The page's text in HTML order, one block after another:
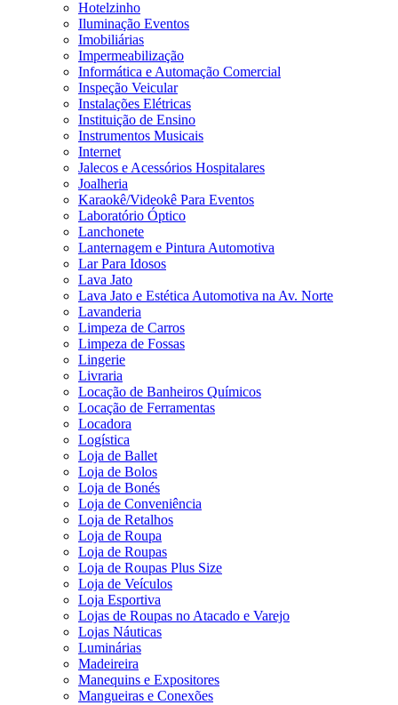
Hotelzinho
Iluminação Eventos
Imobiliárias
Impermeabilização
Informática e Automação Comercial
Inspeção Veicular
Instalações Elétricas
Instituição de Ensino
Instrumentos Musicais
Internet
Jalecos e Acessórios Hospitalares
Joalheria
Karaokê/Videokê Para Eventos
Laboratório Óptico
Lanchonete
Lanternagem e Pintura Automotiva
Lar Para Idosos
Lava Jato
Lava Jato e Estética Automotiva na Av. Norte
Lavanderia
Limpeza de Carros
Limpeza de Fossas
Lingerie
Livraria
Locação de Banheiros Químicos
Locação de Ferramentas
Locadora
Logística
Loja de Ballet
Loja de Bolos
Loja de Bonés
Loja de Conveniência
Loja de Retalhos
Loja de Roupa
Loja de Roupas
Loja de Roupas Plus Size
Loja de Veículos
Loja Esportiva
Lojas de Roupas no Atacado e Varejo
Lojas Náuticas
Luminárias
Madeireira
Manequins e Expositores
Mangueiras e Conexões